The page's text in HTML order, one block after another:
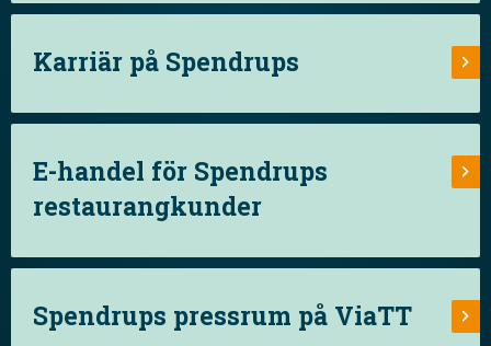
Karriär på Spendrups
E-handel för Spendrups
restaurangkunder
Spendrups pressrum på ViaTT